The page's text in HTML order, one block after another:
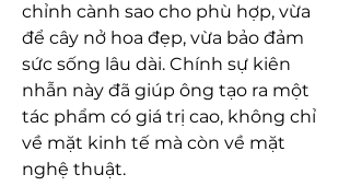
chỉnh cành sao cho phù hợp, vừa
để cây nở hoa đẹp, vừa bảo đảm
sức sống lâu dài. Chính sự kiên
nhẫn này đã giúp ông tạo ra một
tác phẩm có giá trị cao, không chỉ
về mặt kinh tế mà còn về mặt
nghệ thuật.